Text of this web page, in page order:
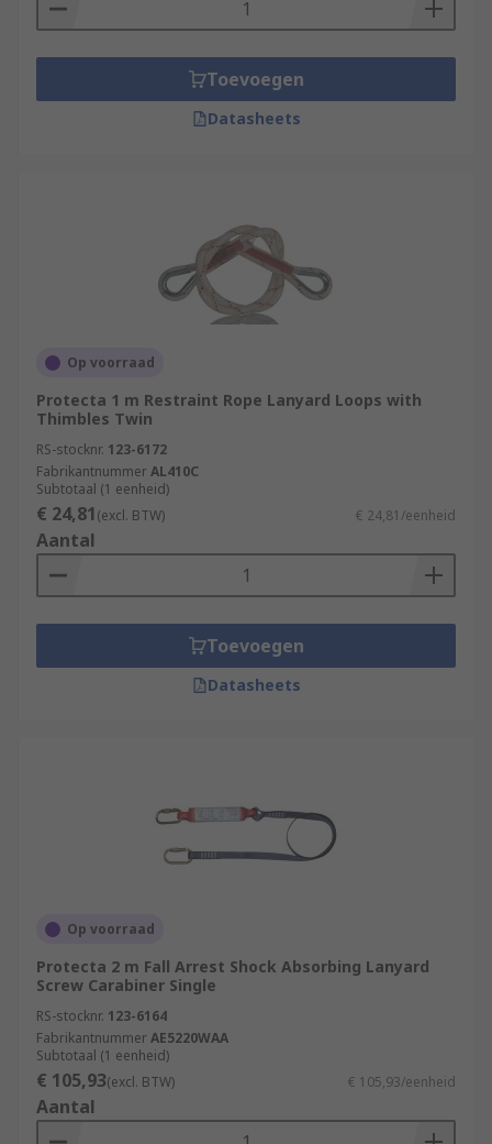
Toevoegen
Datasheets
Op voorraad
Protecta 1 m Restraint Rope Lanyard Loops with
Thimbles Twin
RS-stocknr. 123-6172
FabrikantnummerAL410C
Subtotaal (1 eenheid)
€ 24,81(excl. BTW) € 24,81/eenheid
Aantal
Toevoegen
Datasheets
Op voorraad
Protecta 2 m Fall Arrest Shock Absorbing Lanyard
Screw Carabiner Single
RS-stocknr. 123-6164
FabrikantnummerAE5220WAA
Subtotaal (1 eenheid)
€ 105,93(excl. BTW) € 105,93/eenheid
Aantal